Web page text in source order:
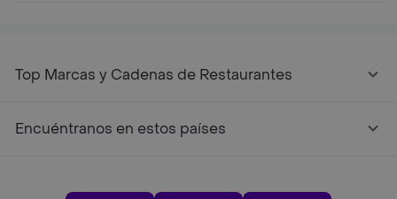
Top Marcas y Cadenas de Restaurantes
Encuéntranos en estos países